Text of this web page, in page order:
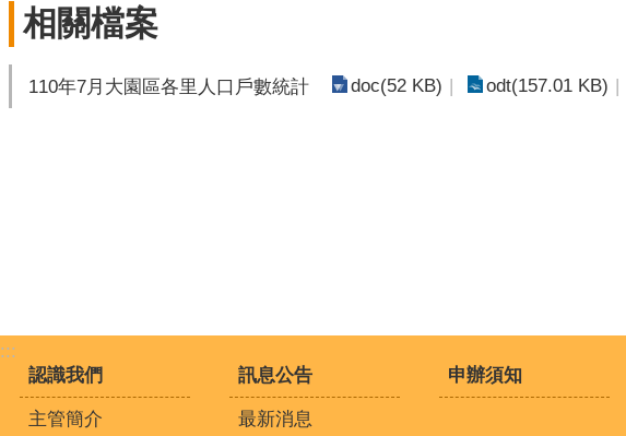
相關檔案
110年7月大園區各里人口戶數統計 doc(52 KB) odt(157.01 KB)
:::
認識我們
主管簡介
訊息公告
最新消息
申辦須知